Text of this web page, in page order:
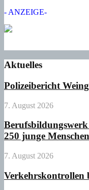
- ANZEIGE-
Aktuelles
Polizeibericht
7. August 2026
250 junge Menschen
7. August 2026
Verkehrskontrollen